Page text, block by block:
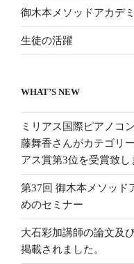
御木本メソッドアカデ
生徒の活躍
WHAT’S NEW
ミリアス国際ピアノコ
藤舞香さんがカテゴリ
アス賞第3位を受賞致し
第37回 御木本メソッド
めのセミナー
大石彩加講師の論文及
掲載されました。